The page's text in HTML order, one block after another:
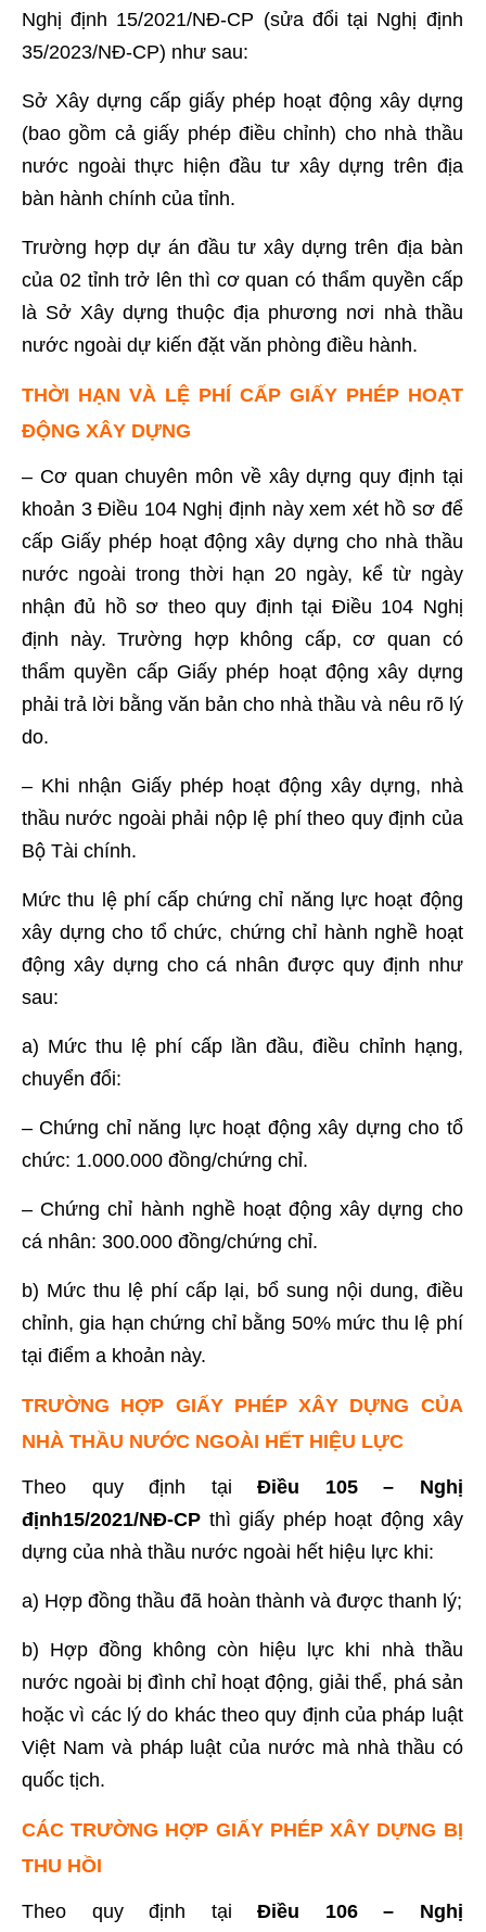
Nghị định 15/2021/NĐ-CP (sửa đổi tại Nghị định
35/2023/NĐ-CP) như sau:
Sở Xây dựng cấp giấy phép hoạt động xây dựng
(bao gồm cả giấy phép điều chỉnh) cho nhà thầu
nước ngoài thực hiện đầu tư xây dựng trên địa
bàn hành chính của tỉnh.
Trường hợp dự án đầu tư xây dựng trên địa bàn
của 02 tỉnh trở lên thì cơ quan có thẩm quyền cấp
là Sở Xây dựng thuộc địa phương nơi nhà thầu
nước ngoài dự kiến đặt văn phòng điều hành.
THỜI HẠN VÀ LỆ PHÍ CẤP GIẤY PHÉP HOẠT
ĐỘNG XÂY DỰNG
– Cơ quan chuyên môn về xây dựng quy định tại
khoản 3 Điều 104 Nghị định này xem xét hồ sơ để
cấp Giấy phép hoạt động xây dựng cho nhà thầu
nước ngoài trong thời hạn 20 ngày, kể từ ngày
nhận đủ hồ sơ theo quy định tại Điều 104 Nghị
định này. Trường hợp không cấp, cơ quan có
thẩm quyền cấp Giấy phép hoạt động xây dựng
phải trả lời bằng văn bản cho nhà thầu và nêu rõ lý
do.
– Khi nhận Giấy phép hoạt động xây dựng, nhà
thầu nước ngoài phải nộp lệ phí theo quy định của
Bộ Tài chính.
Mức thu lệ phí cấp chứng chỉ năng lực hoạt động
xây dựng cho tổ chức, chứng chỉ hành nghề hoạt
động xây dựng cho cá nhân được quy định như
sau:
a) Mức thu lệ phí cấp lần đầu, điều chỉnh hạng,
chuyển đổi:
– Chứng chỉ năng lực hoạt động xây dựng cho tổ
chức: 1.000.000 đồng/chứng chỉ.
– Chứng chỉ hành nghề hoạt động xây dựng cho
cá nhân: 300.000 đồng/chứng chỉ.
b) Mức thu lệ phí cấp lại, bổ sung nội dung, điều
chỉnh, gia hạn chứng chỉ bằng 50% mức thu lệ phí
tại điểm a khoản này.
TRƯỜNG HỢP GIẤY PHÉP XÂY DỰNG CỦA
NHÀ THẦU NƯỚC NGOÀI HẾT HIỆU LỰC
Theo quy định tạiĐiều 105 – Nghị
định15/2021/NĐ-CP thì giấy phép hoạt động xây
dựng của nhà thầu nước ngoài hết hiệu lực khi:
a) Hợp đồng thầu đã hoàn thành và được thanh lý;
b) Hợp đồng không còn hiệu lực khi nhà thầu
nước ngoài bị đình chỉ hoạt động, giải thể, phá sản
hoặc vì các lý do khác theo quy định của pháp luật
Việt Nam và pháp luật của nước mà nhà thầu có
quốc tịch.
CÁC TRƯỜNG HỢP GIẤY PHÉP XÂY DỰNG BỊ
THU HỒI
Theo quy định tạiĐiều 106 – Nghị